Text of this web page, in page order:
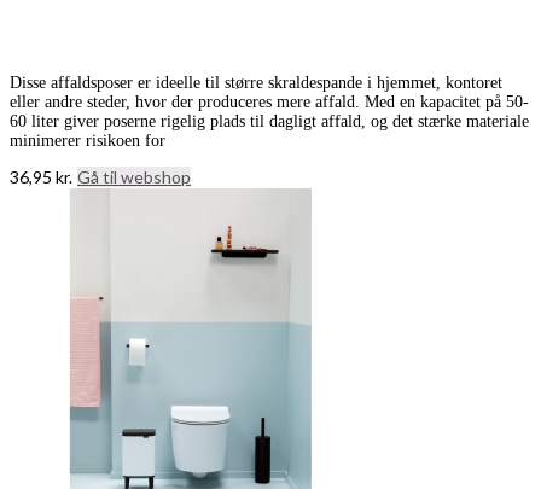
Disse affaldsposer er ideelle til større skraldespande i hjemmet, kontoret
eller andre steder, hvor der produceres mere affald. Med en kapacitet på 50-
60 liter giver poserne rigelig plads til dagligt affald, og det stærke materiale
minimerer risikoen for
36,95 kr. Gå til webshop